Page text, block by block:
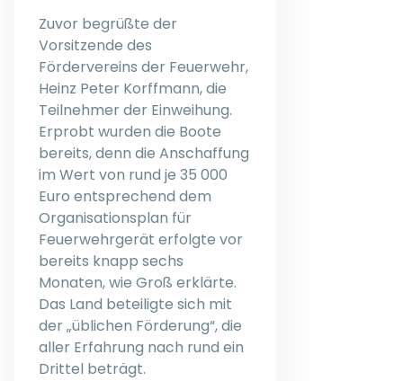
Zuvor begrüßte der
Vorsitzende des
Fördervereins der Feuerwehr,
Heinz Peter Korffmann, die
Teilnehmer der Einweihung.
Erprobt wurden die Boote
bereits, denn die Anschaffung
im Wert von rund je 35 000
Euro entsprechend dem
Organisationsplan für
Feuerwehrgerät erfolgte vor
bereits knapp sechs
Monaten, wie Groß erklärte.
Das Land beteiligte sich mit
der „üblichen Förderung“, die
aller Erfahrung nach rund ein
Drittel beträgt.